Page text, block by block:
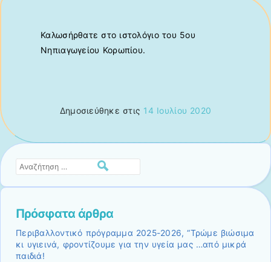
Καλωσήρθατε στο ιστολόγιο του 5ου
Νηπιαγωγείου Κορωπίου.
Δημοσιεύθηκε στις 14 Ιουλίου 2020
Αναζήτηση
Πρόσφατα άρθρα
Περιβαλλοντικό πρόγραμμα 2025-2026, “Τρώμε βιώσιμα
κι υγιεινά, φροντίζουμε για την υγεία μας …από μικρά
παιδιά!